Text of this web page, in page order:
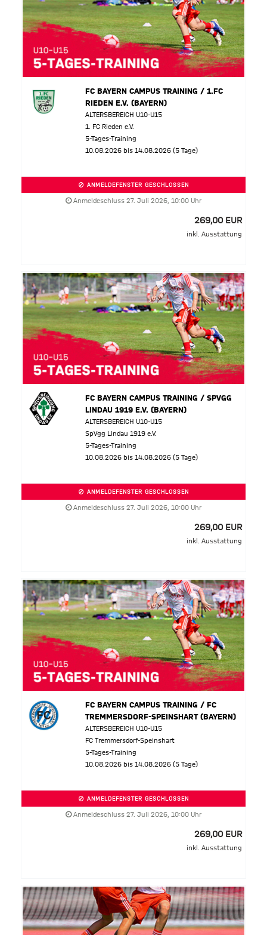
FC BAYERN CAMPUS TRAINING / 1.FC
RIEDEN E.V. (BAYERN)
ALTERSBEREICH U10-U15
1. FC Rieden e.V.
5-Tages-Training
10.08.2026 bis 14.08.2026 (5 Tage)
ANMELDEFENSTER GESCHLOSSEN
Anmeldeschluss 27. Juli 2026, 10:00 Uhr
269,00 EUR
inkl. Ausstattung
FC BAYERN CAMPUS TRAINING / SPVGG
LINDAU 1919 E.V. (BAYERN)
ALTERSBEREICH U10-U15
SpVgg Lindau 1919 e.V.
5-Tages-Training
10.08.2026 bis 14.08.2026 (5 Tage)
ANMELDEFENSTER GESCHLOSSEN
Anmeldeschluss 27. Juli 2026, 10:00 Uhr
269,00 EUR
inkl. Ausstattung
FC BAYERN CAMPUS TRAINING / FC
TREMMERSDORF-SPEINSHART (BAYERN)
ALTERSBEREICH U10-U15
FC Tremmersdorf-Speinshart
5-Tages-Training
10.08.2026 bis 14.08.2026 (5 Tage)
ANMELDEFENSTER GESCHLOSSEN
Anmeldeschluss 27. Juli 2026, 10:00 Uhr
269,00 EUR
inkl. Ausstattung